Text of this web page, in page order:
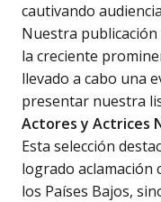
cautivando
Nuestra
la creciente
llevado a cabo una
presentar nuestra
Actores y Actrices
Esta selección
logrado aclamación
los Países Bajos,